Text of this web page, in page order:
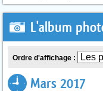
L'album
Ordre d'affichage :
Mars 2017